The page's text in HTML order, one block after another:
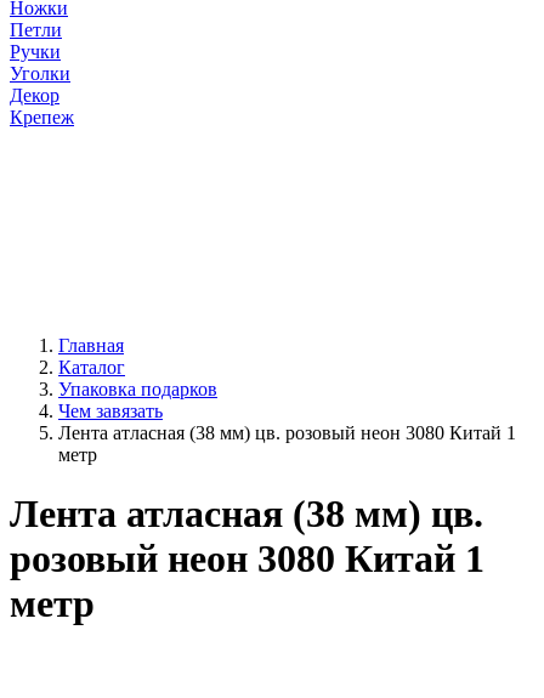
Ножки
Петли
Ручки
Уголки
Декор
Крепеж
Главная
Каталог
Упаковка подарков
Чем завязать
Лента атласная (38 мм) цв. розовый неон 3080 Китай 1
метр
Лента атласная (38 мм) цв.
розовый неон 3080 Китай 1
метр